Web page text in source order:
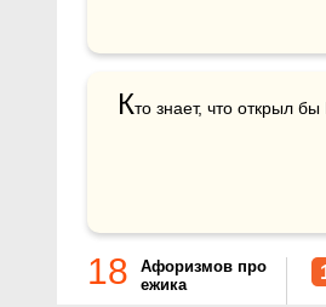
Кто знает, что открыл
18
Афоризмов про
ежика